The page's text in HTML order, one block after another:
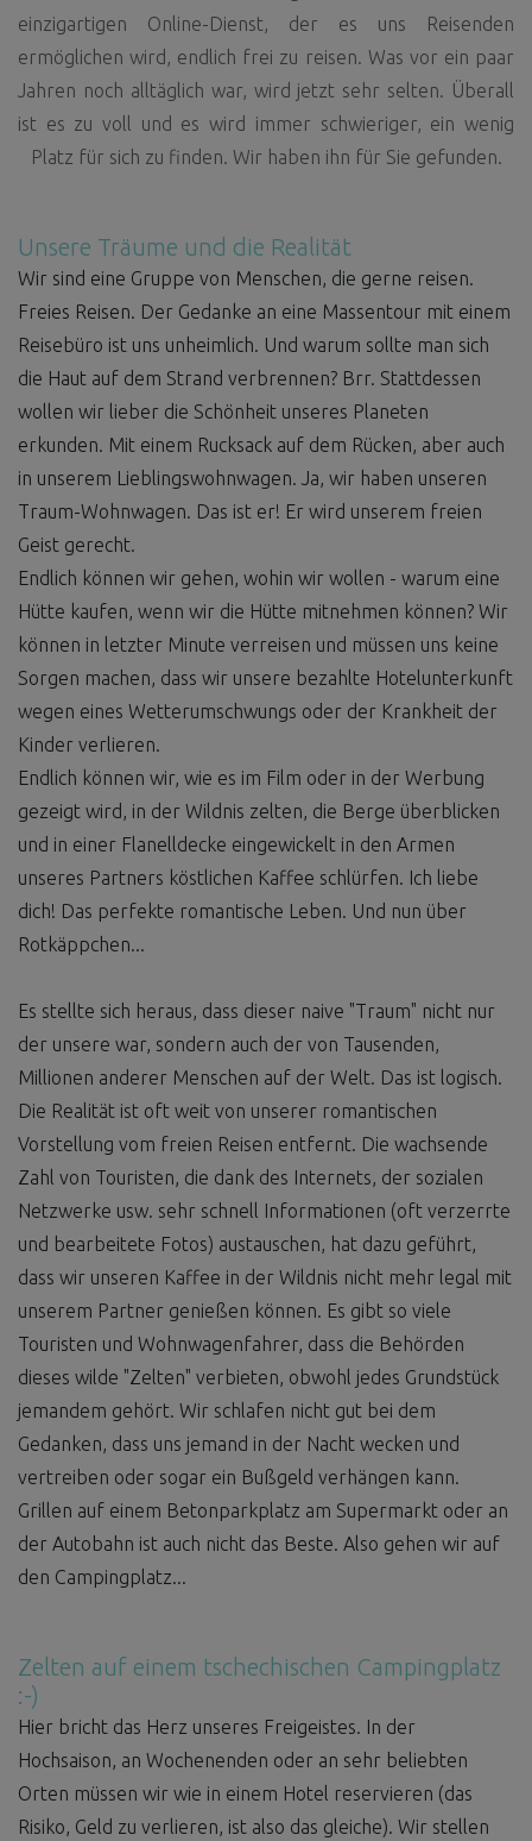
einzigartigen Online-Dienst, der es uns Reisenden
ermöglichen wird, endlich frei zu reisen. Was vor ein paar
Jahren noch alltäglich war, wird jetzt sehr selten. Überall
ist es zu voll und es wird immer schwieriger, ein wenig
Platz für sich zu finden. Wir haben ihn für Sie gefunden.
Unsere Träume und die Realität
Wir sind eine Gruppe von Menschen, die gerne reisen.
Freies Reisen. Der Gedanke an eine Massentour mit einem
Reisebüro ist uns unheimlich. Und warum sollte man sich
die Haut auf dem Strand verbrennen? Brr. Stattdessen
wollen wir lieber die Schönheit unseres Planeten
erkunden. Mit einem Rucksack auf dem Rücken, aber auch
in unserem Lieblingswohnwagen. Ja, wir haben unseren
Traum-Wohnwagen. Das ist er! Er wird unserem freien
Geist gerecht.
Endlich können wir gehen, wohin wir wollen - warum eine
Hütte kaufen, wenn wir die Hütte mitnehmen können? Wir
können in letzter Minute verreisen und müssen uns keine
Sorgen machen, dass wir unsere bezahlte Hotelunterkunft
wegen eines Wetterumschwungs oder der Krankheit der
Kinder verlieren.
Endlich können wir, wie es im Film oder in der Werbung
gezeigt wird, in der Wildnis zelten, die Berge überblicken
und in einer Flanelldecke eingewickelt in den Armen
unseres Partners köstlichen Kaffee schlürfen. Ich liebe
dich! Das perfekte romantische Leben. Und nun über
Rotkäppchen...
Es stellte sich heraus, dass dieser naive "Traum" nicht nur
der unsere war, sondern auch der von Tausenden,
Millionen anderer Menschen auf der Welt. Das ist logisch.
Die Realität ist oft weit von unserer romantischen
Vorstellung vom freien Reisen entfernt. Die wachsende
Zahl von Touristen, die dank des Internets, der sozialen
Netzwerke usw. sehr schnell Informationen (oft verzerrte
und bearbeitete Fotos) austauschen, hat dazu geführt,
dass wir unseren Kaffee in der Wildnis nicht mehr legal mit
unserem Partner genießen können. Es gibt so viele
Touristen und Wohnwagenfahrer, dass die Behörden
dieses wilde "Zelten" verbieten, obwohl jedes Grundstück
jemandem gehört. Wir schlafen nicht gut bei dem
Gedanken, dass uns jemand in der Nacht wecken und
vertreiben oder sogar ein Bußgeld verhängen kann.
Grillen auf einem Betonparkplatz am Supermarkt oder an
der Autobahn ist auch nicht das Beste. Also gehen wir auf
den Campingplatz...
Zelten auf einem tschechischen Campingplatz
:-)
Hier bricht das Herz unseres Freigeistes. In der
Hochsaison, an Wochenenden oder an sehr beliebten
Orten müssen wir wie in einem Hotel reservieren (das
Risiko, Geld zu verlieren, ist also das gleiche). Wir stellen